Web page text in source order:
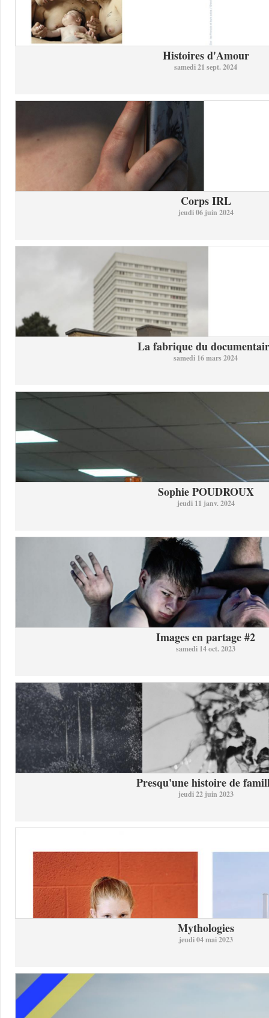
Histoires d'Amour
samedi 21 sept. 2024
Corps IRL
jeudi 06 juin 2024
La fabrique du
samedi 16 mars 2024
Sophie POUDROUX
jeudi 11 janv. 2024
Images en partage #2
samedi 14 oct. 2023
Presqu'une histoire de
jeudi 22 juin 2023
Mythologies
jeudi 04 mai 2023